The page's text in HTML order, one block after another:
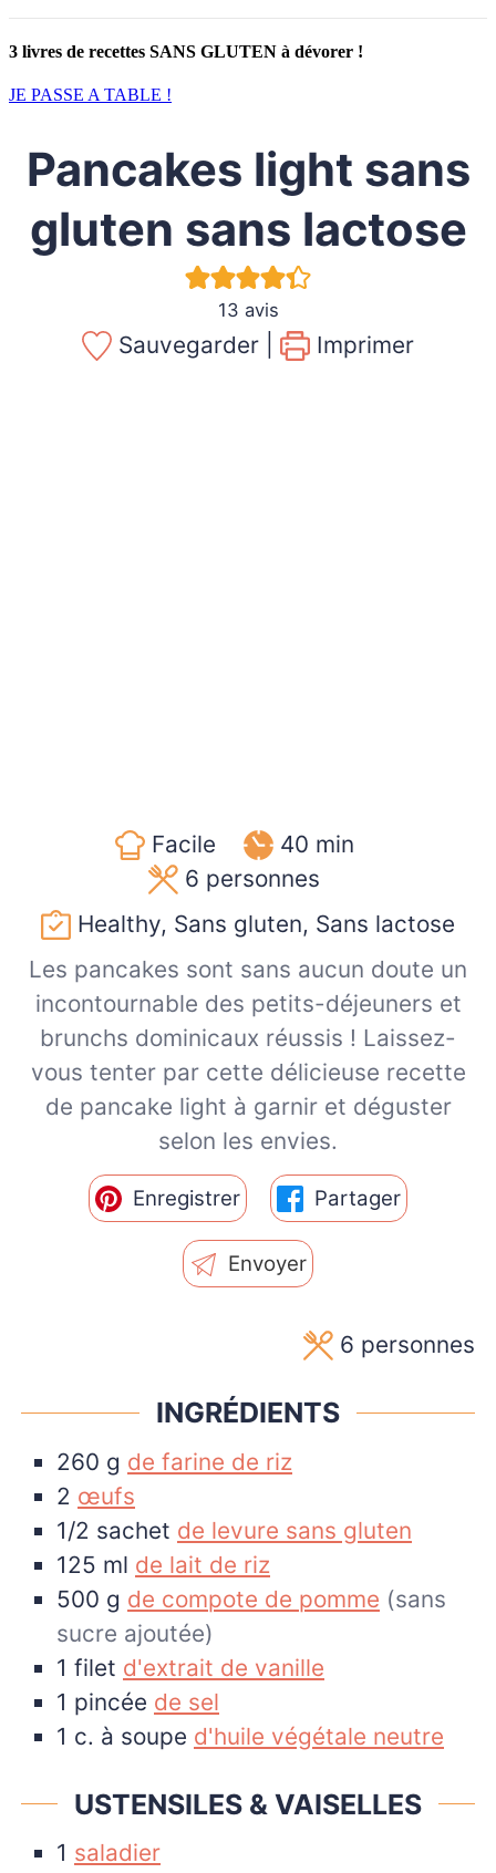
3 livres de recettes SANS GLUTEN à dévorer !
JE PASSE A TABLE !
Pancakes light sans
gluten sans lactose
13 avis
Sauvegarder | Imprimer
Facile
40 min
6 personnes
Healthy, Sans gluten, Sans lactose
Les pancakes sont sans aucun doute un
incontournable des petits-déjeuners et
brunchs dominicaux réussis ! Laissez-
vous tenter par cette délicieuse recette
de pancake light à garnir et déguster
selon les envies.
Enregistrer Partager
Envoyer
6 personnes
INGRÉDIENTS
260 g de farine de riz
2 œufs
1/2 sachet de levure sans gluten
125 ml de lait de riz
500 g de compote de pomme (sans
sucre ajoutée)
1 filet d'extrait de vanille
1 pincée de sel
1 c. à soupe d'huile végétale neutre
USTENSILES & VAISELLES
1 saladier